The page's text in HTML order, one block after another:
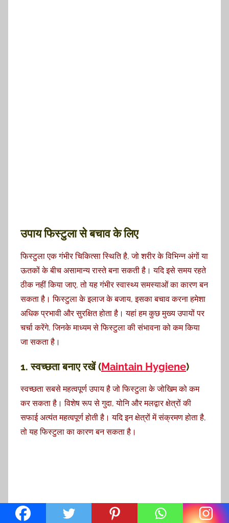
उपाय फिस्टुला से बचाव के लिए
फिस्टुला एक गंभीर चिकित्सा स्थिति है, जो शरीर के विभिन्न अंगों या
ऊतकों के बीच असामान्य रास्ते बना सकती है। यदि इसे समय रहते
ठीक नहीं किया जाए, तो यह गंभीर स्वास्थ्य समस्याओं का कारण बन
सकता है। फिस्टुला के इलाज के बजाय, इसका बचाव करना हमेशा
अधिक प्रभावी और सुरक्षित होता है। यहां हम कुछ मुख्य उपायों पर
चर्चा करेंगे, जिनके माध्यम से फिस्टुला की संभावना को कम किया
जा सकता है।
1. स्वच्छता बनाए रखें (Maintain Hygiene)
स्वच्छता सबसे महत्वपूर्ण उपाय है जो फिस्टुला के जोखिम को कम
कर सकता है। विशेष रूप से गुदा, योनि और मलद्वार क्षेत्रों की
सफाई अत्यंत महत्वपूर्ण होती है। यदि इन क्षेत्रों में संक्रमण होता है,
तो यह फिस्टुला का कारण बन सकता है।